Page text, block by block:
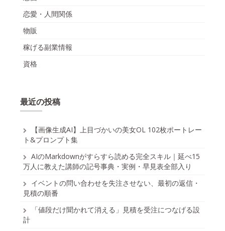
恋愛・人間関係
物販
稼げる副業情報
資格
最近の投稿
【画像生成AI】上目づかいの美女OL 102枚ポートレー
ト&プロンプト集
AIのMarkdownがすらすら読める完全スキル｜延べ15
万人に教えた講師の記号事典・実例・早見表全部入り
イベントの問い合わせを失注させない、最初の返信・
見積の順番
「値段だけ聞かれて消える」見積を受注につなげる設
計